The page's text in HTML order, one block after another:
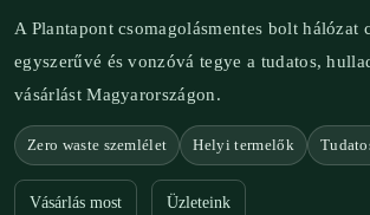
A Plantapont csomagolásmentes bolt hálózat
egyszerűvé és vonzóvá tegye a tudatos,
vásárlást Magyarországon.
Zero waste szemlélet Helyi termelők
Vásárlás most Üzleteink